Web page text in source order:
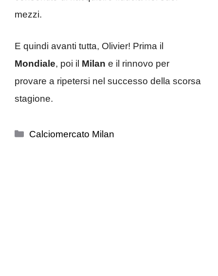
mezzi.
E quindi avanti tutta, Olivier! Prima il
Mondiale, poi il Milan e il rinnovo per
provare a ripetersi nel successo della scorsa
stagione.
Categorie
Calciomercato Milan